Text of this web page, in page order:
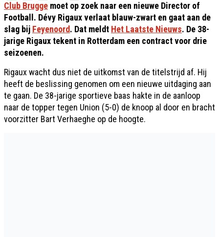
Club Brugge moet op zoek naar een nieuwe Director of
Football. Dévy Rigaux verlaat blauw-zwart en gaat aan de
slag bij Feyenoord. Dat meldt Het Laatste Nieuws. De 38-
jarige Rigaux tekent in Rotterdam een contract voor drie
seizoenen.
Rigaux wacht dus niet de uitkomst van de titelstrijd af. Hij
heeft de beslissing genomen om een nieuwe uitdaging aan
te gaan. De 38-jarige sportieve baas hakte in de aanloop
naar de topper tegen Union (5-0) de knoop al door en bracht
voorzitter Bart Verhaeghe op de hoogte.